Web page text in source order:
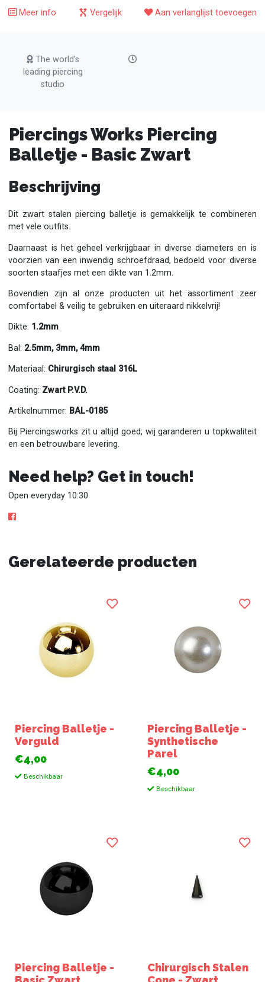
Meer info Vergelijk Aan verlanglijst toevoegen
The world’s
leading piercing
studio
Piercings Works Piercing
Balletje - Basic Zwart
Beschrijving
Dit zwart stalen piercing balletje is gemakkelijk te combineren
met vele outfits.
Daarnaast is het geheel verkrijgbaar in diverse diameters en is
voorzien van een inwendig schroefdraad, bedoeld voor diverse
soorten staafjes met een dikte van 1.2mm.
Bovendien zijn al onze producten uit het assortiment zeer
comfortabel & veilig te gebruiken en uiteraard nikkelvrij!
Dikte: 1.2mm
Bal: 2.5mm, 3mm, 4mm
Materiaal: Chirurgisch staal 316L
Coating: Zwart P.V.D.
Artikelnummer: BAL-0185
Bij Piercingsworks zit u altijd goed, wij garanderen u topkwaliteit
en een betrouwbare levering.
Need help? Get in touch!
Open everyday 10:30
Gerelateerde producten
Piercing Balletje -
Verguld
€4,00
Beschikbaar
Piercing Balletje -
Synthetische
Parel
€4,00
Beschikbaar
Piercing Balletje -
Chirurgisch Stalen